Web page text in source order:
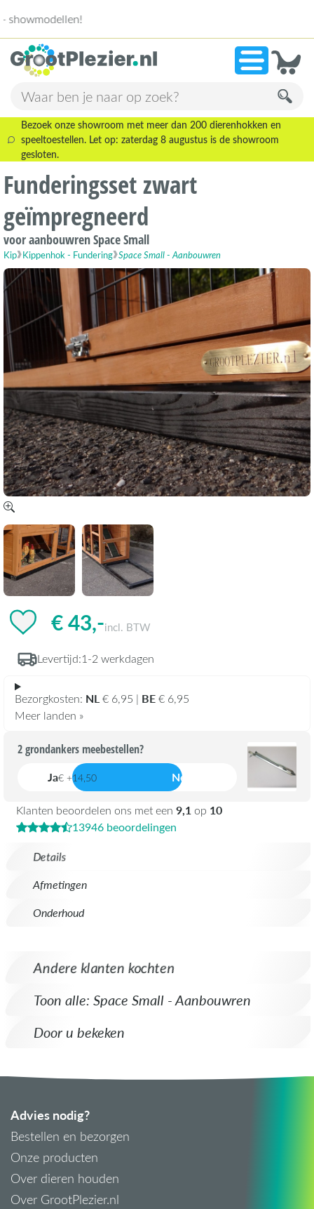
»13.946 beoordelingen!
Bezoek onze showroom met meer dan 200 dierenhokken en
speeltoestellen. Let op: zaterdag 8 augustus is de showroom
gesloten.
Funderingsset zwart
geïmpregneerd
voor aanbouwren Space Small
Kip Kippenhok - Fundering Space Small - Aanbouwren
Details
Afmetingen
Onderhoud
€ 43,-incl. BTW
Levertijd:1-2 werkdagen
Bezorgkosten: NL€ 6,95 | BE€ 6,95
Meer landen »
Klanten beoordelen ons met een 9,1 op 10
13946 beoordelingen
2 grondankers meebestellen?
Ja€ +14,50 Nee
Andere klanten kochten
Toon alle: Space Small - Aanbouwren
Door u bekeken
Advies nodig?
Bestellen en bezorgen
Onze producten
Over dieren houden
Over GrootPlezier.nl